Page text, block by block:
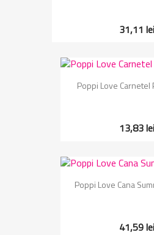
31,11 lei
Poppi Love Carnetel
13,83 lei
Poppi Love Cana
41,59 lei